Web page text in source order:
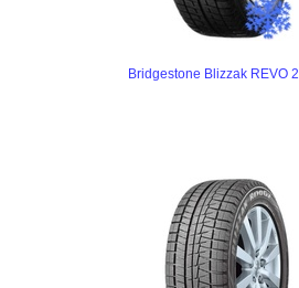
Bridgestone Blizzak REVO 2